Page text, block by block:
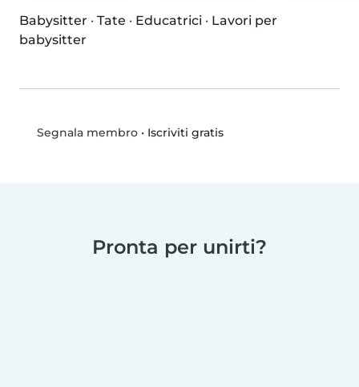
Babysitter · Tate · Educatrici · Lavori per
babysitter
Segnala membro• Iscriviti gratis
Pronta per unirti?